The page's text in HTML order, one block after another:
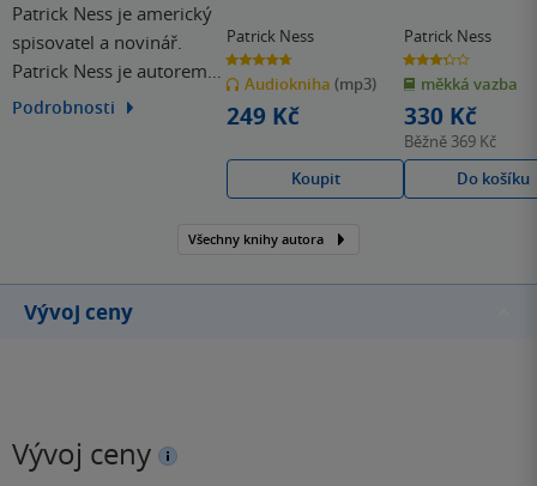
Patrick Ness je americký
spisovatel a novinář.
Patrick Ness je autorem
několika knih jak pro
drakovi, Dračí oči. Patrick
Podrobnosti
Patrick Ness
4.7
z
5
hvězdiček
Audiokniha (mp3)
249 Kč
Koupit
Patrick Ness
3.3
z
5
hvězdiček
měkká vazba
330 Kč
Běžně 369 Kč
Do košíku
Všechny knihy autora
Vývoj ceny
Vývoj ceny